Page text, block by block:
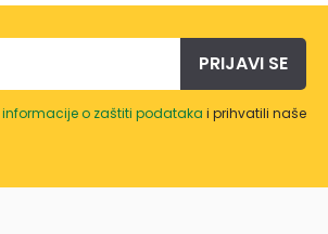
PRIJAVI SE
informacije o zaštiti podataka i prihvatili naše